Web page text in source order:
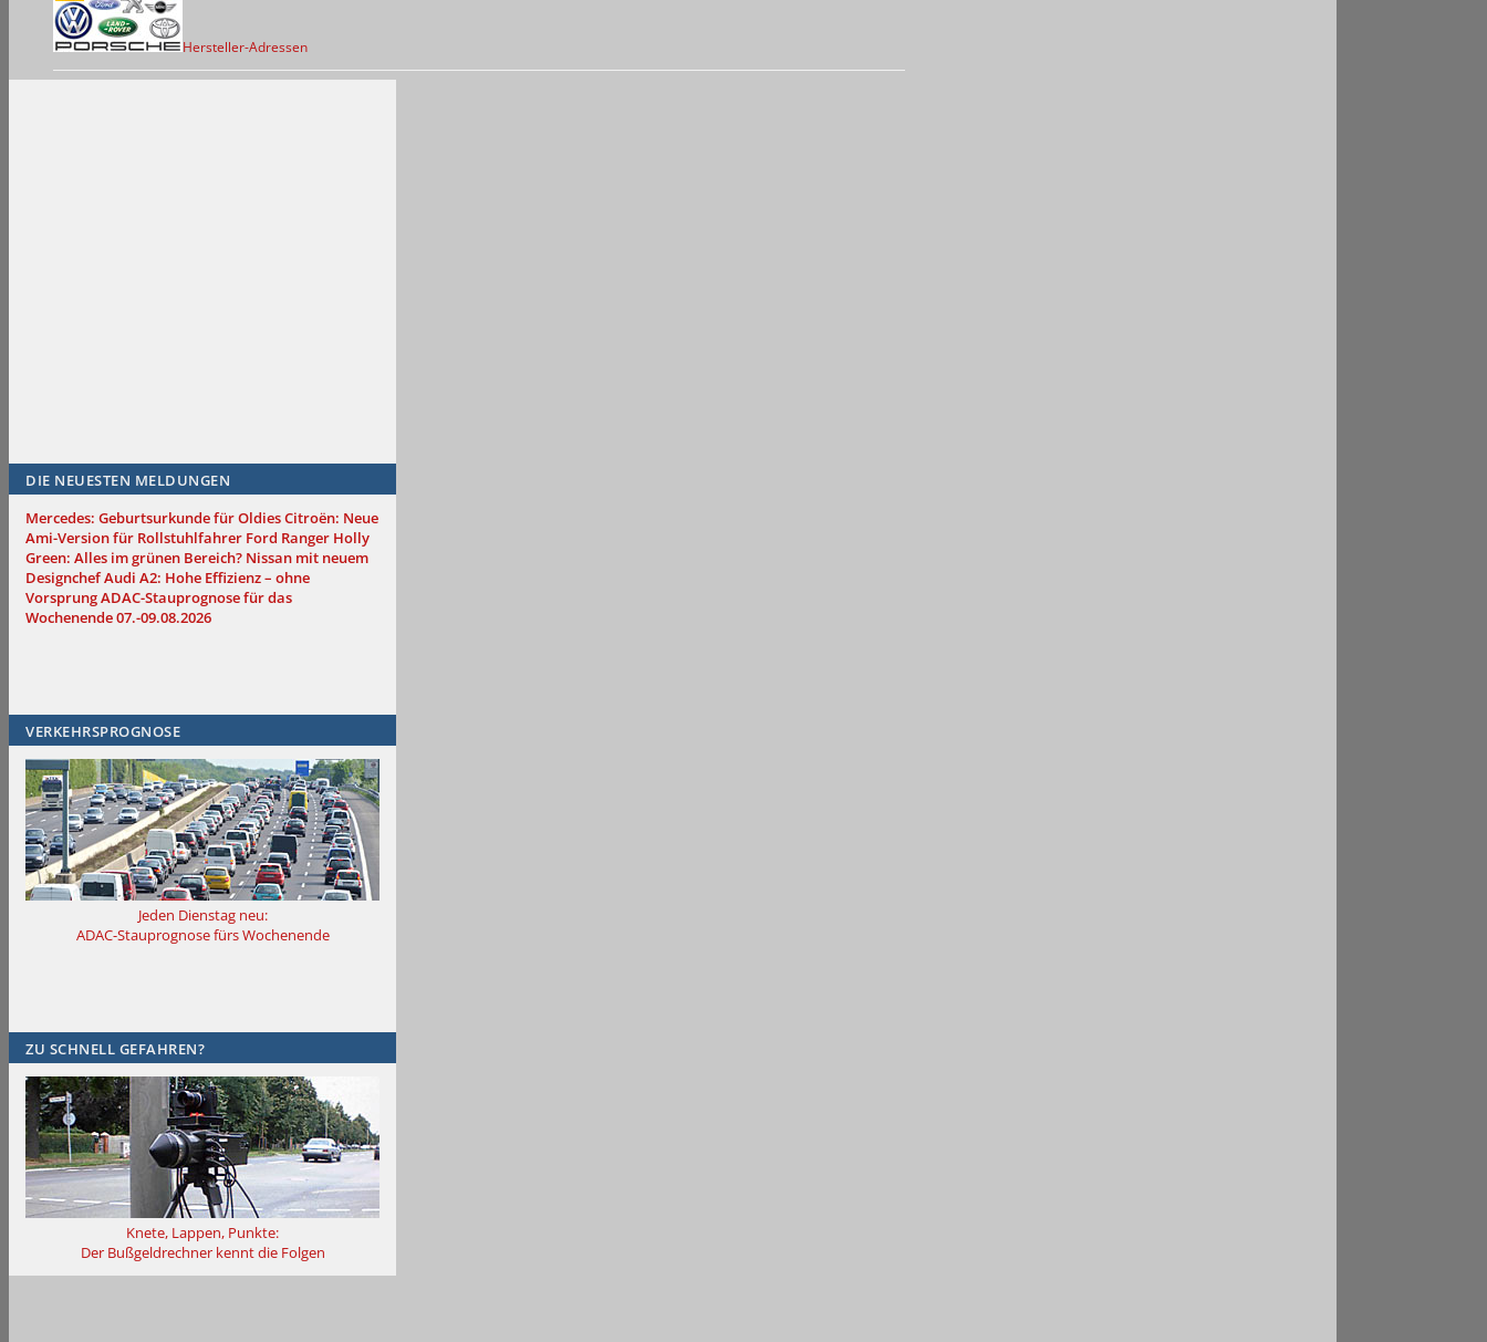
Hersteller-Adressen
DIE NEUESTEN MELDUNGEN
Mercedes: Geburtsurkunde für OldiesCitroën: Neue
Ami-Version für Rollstuhlfahrer Ford Ranger Holly
Green: Alles im grünen Bereich? Nissan mit neuem
DesignchefAudi A2: Hohe Effizienz – ohne
VorsprungADAC-Stauprognose für das
Wochenende 07.-09.08.2026
VERKEHRSPROGNOSE
Jeden Dienstag neu:
ADAC-Stauprognose fürs Wochenende
ZU SCHNELL GEFAHREN?
Knete, Lappen, Punkte:
Der Bußgeldrechner kennt die Folgen